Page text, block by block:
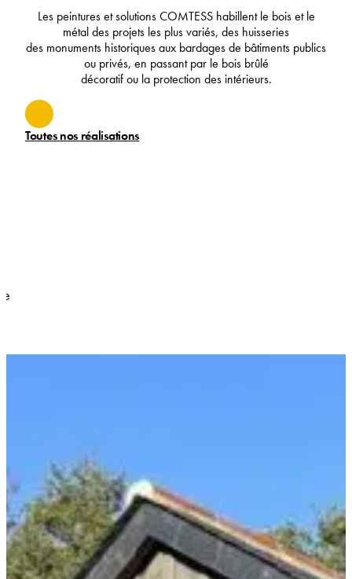
Les peintures et solutions COMTESS habillent le bois et le
métal des projets les plus variés, des huisseries
des monuments historiques aux bardages de bâtiments publics
ou privés, en passant par le bois brûlé
décoratif ou la protection des intérieurs.
Toutes nos réalisations